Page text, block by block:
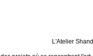
L'Atelier